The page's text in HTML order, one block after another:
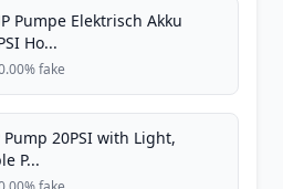
Pumpe Elektrisch Akku
Ho...
fake
Pump 20PSI with Light,
P...